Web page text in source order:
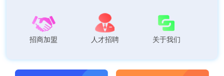
招商加盟 人才招聘 关于我们